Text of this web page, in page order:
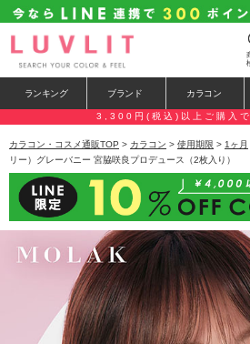
ランキング ブランド カラコン
3,300円(税込)以上ご購入で
カラコン・コスメ通販TOP > カラコン > 使用期限 > 1ヶ月
リー）グレーバニー 宮脇咲良プロデュース（2枚入り）